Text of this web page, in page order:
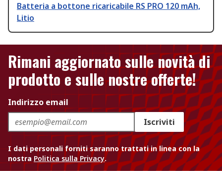
Batteria a bottone ricaricabile RS PRO 120 mAh,
Litio
Rimani aggiornato sulle novità di
prodotto e sulle nostre offerte!
Indirizzo email
Iscriviti
I dati personali forniti saranno trattati in linea con la
nostra Politica sulla Privacy.